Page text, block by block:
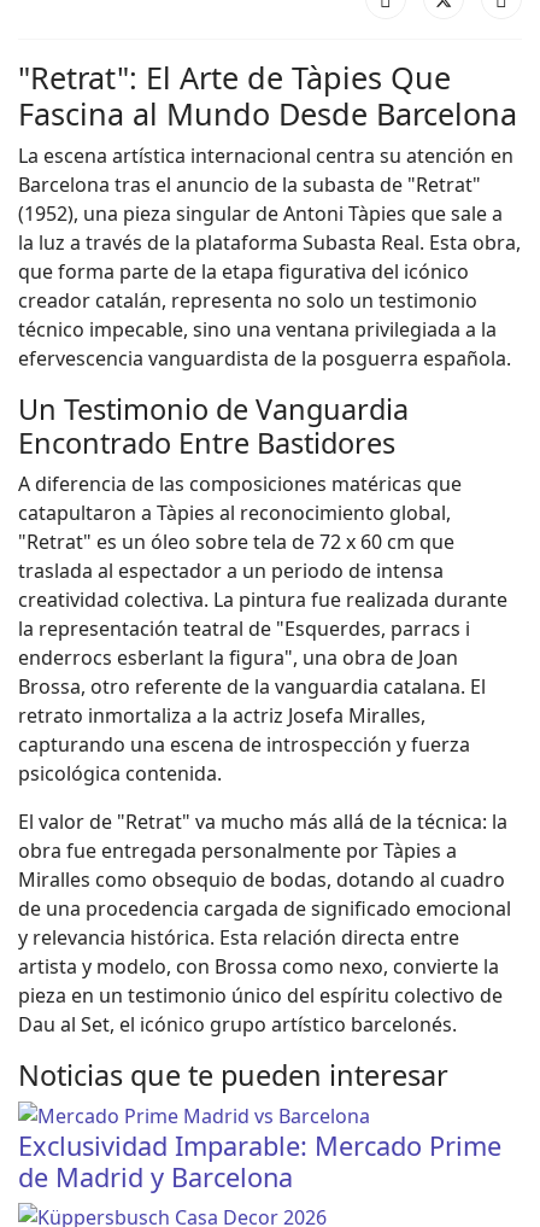
"Retrat": El Arte de Tàpies Que
Fascina al Mundo Desde Barcelona
La escena artística internacional centra su atención en
Barcelona tras el anuncio de la subasta de "Retrat"
(1952), una pieza singular de Antoni Tàpies que sale a
la luz a través de la plataforma Subasta Real. Esta obra,
que forma parte de la etapa figurativa del icónico
creador catalán, representa no solo un testimonio
técnico impecable, sino una ventana privilegiada a la
efervescencia vanguardista de la posguerra española.
Un Testimonio de Vanguardia
Encontrado Entre Bastidores
A diferencia de las composiciones matéricas que
catapultaron a Tàpies al reconocimiento global,
"Retrat" es un óleo sobre tela de 72 x 60 cm que
traslada al espectador a un periodo de intensa
creatividad colectiva. La pintura fue realizada durante
la representación teatral de "Esquerdes, parracs i
enderrocs esberlant la figura", una obra de Joan
Brossa, otro referente de la vanguardia catalana. El
retrato inmortaliza a la actriz Josefa Miralles,
capturando una escena de introspección y fuerza
psicológica contenida.
El valor de "Retrat" va mucho más allá de la técnica: la
obra fue entregada personalmente por Tàpies a
Miralles como obsequio de bodas, dotando al cuadro
de una procedencia cargada de significado emocional
y relevancia histórica. Esta relación directa entre
artista y modelo, con Brossa como nexo, convierte la
pieza en un testimonio único del espíritu colectivo de
Dau al Set, el icónico grupo artístico barcelonés.
Noticias que te pueden interesar
Exclusividad Imparable: Mercado Prime
de Madrid y Barcelona